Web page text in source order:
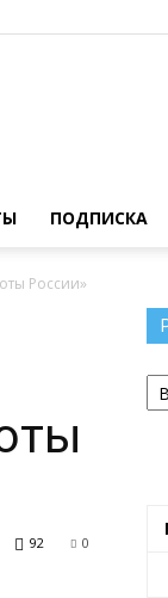
ПОДПИСКА
России»
0
92